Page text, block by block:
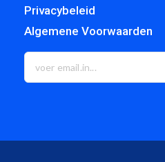
Privacybeleid
Algemene Voorwaarden